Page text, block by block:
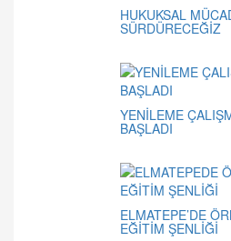
HUKUKSAL
SÜRDÜRECEĞİZ
YENİLEME
BAŞLADI
ELMATEPE’DE
EĞİTİM ŞENLİĞİ